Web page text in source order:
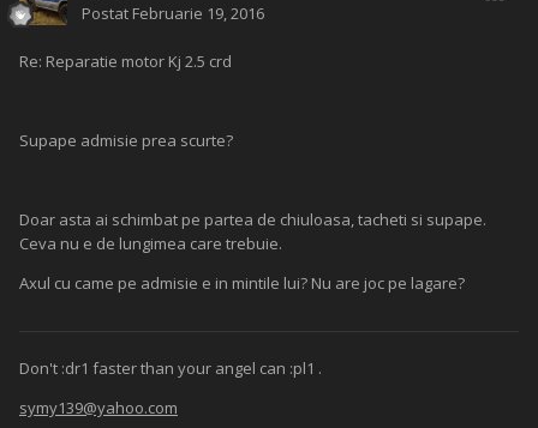
Postat Februarie 19, 2016
Re: Reparatie motor Kj 2.5 crd
Supape admisie prea scurte?
Doar asta ai schimbat pe partea de chiuloasa, tacheti si supape.
Ceva nu e de lungimea care trebuie.
Axul cu came pe admisie e in mintile lui? Nu are joc pe lagare?
Don't :dr1 faster than your angel can :pl1 .
symy139@yahoo.com